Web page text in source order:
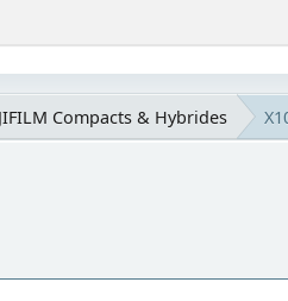
Compacts & Hybrides